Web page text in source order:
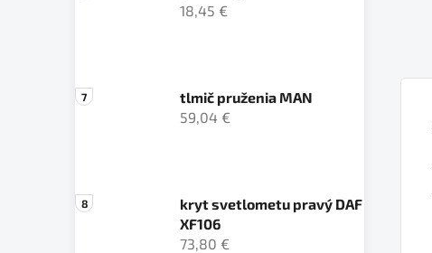
18,45 €
tlmič pruženia MAN
59,04 €
kryt svetlometu pravý DAF
XF106
73,80 €